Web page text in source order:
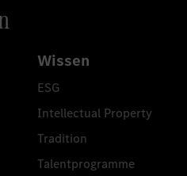
Wissen
ESG
Intellectual Property
Tradition
Talentprogramme